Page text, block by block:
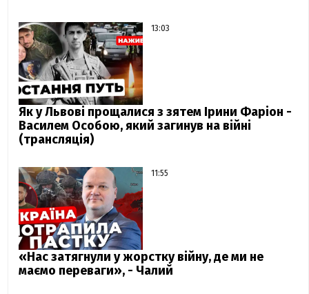
13:03
Як у Львові прощалися з зятем Ірини Фаріон -
Василем Особою, який загинув на війні
(трансляція)
11:55
«Нас затягнули у жорстку війну, де ми не
маємо переваги», - Чалий